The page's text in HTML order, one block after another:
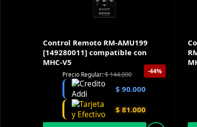
Control Remoto RM-AMU199
[149280011] compatible con
MHC-V5
-44%
Precio Regular:$144.000
$ 90.000
$ 81.000